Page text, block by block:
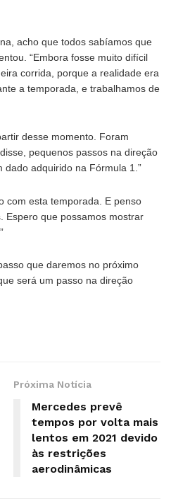
acho que todos sabíamos que
“Embora fosse muito difícil
corrida, porque a realidade era
a temporada, e trabalhamos de
desse momento. Foram
pequenos passos na direção
adquirido na Fórmula 1.”
com esta temporada. E penso
Espero que possamos mostrar
que daremos no próximo
será um passo na direção
Próxima Notícia
Mercedes prevê
tempos por volta mais
lentos em 2021 devido
às restrições
aerodinâmicas